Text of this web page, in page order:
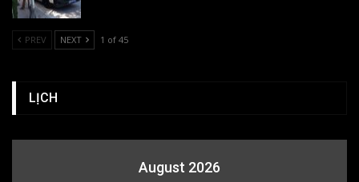
PREV NEXT 1 of 45
LỊCH
August 2026